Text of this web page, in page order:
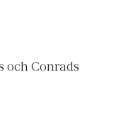
och Conrads